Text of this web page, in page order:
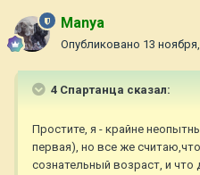
Manya
Опубликовано 13
4 Спартанца сказал:
Простите, я - крайне
первая), но все же
сознательный возраст, и что